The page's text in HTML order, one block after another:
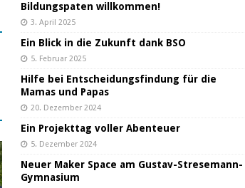
Bildungspaten willkommen!
3. April 2025
Ein Blick in die Zukunft dank BSO
5. Februar 2025
Hilfe bei Entscheidungsfindung für die
Mamas und Papas
20. Dezember 2024
Ein Projekttag voller Abenteuer
5. Dezember 2024
Neuer Maker Space am Gustav-Stresemann-
Gymnasium